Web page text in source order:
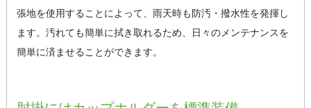
張地を使用することによって、雨天時も防汚・撥水性を発揮し
ます。汚れても簡単に拭き取れるため、日々のメンテナンスを
簡単に済ませることができます。